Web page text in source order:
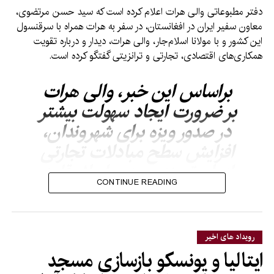
دفتر مطبوعاتی والی هرات اعلام کرده است که سید حسن مرتضوی،
معاون سفیر ایران در افغانستان، در سفر به هرات همراه با سرقنسول
این کشور و با مولانا اسلام‌جار، والی هرات، دیدار و درباره تقویت
همکاری‌های اقتصادی، تجارتی و ترانزیتی گفتگو کرده است.
براساس این خبر، والی هرات
بر ضرورت ایجاد سهولت بیشتر
در صدور ویزه برای شهروندان،
افزایش سطح مبادلات تجارتی
از طریق بندر مرزی اسلام‌قلعه
و رفع مشکلات ترانسپورتی در
گذرگاه دوغارون–اسلام‌قلعه
در همین حال، معاون سفیر ایران نیز بر گسترش همکاری و
CONTINUE READING
رویداد های اخیر
ایتالیا و یونسکو بازسازی مسجد